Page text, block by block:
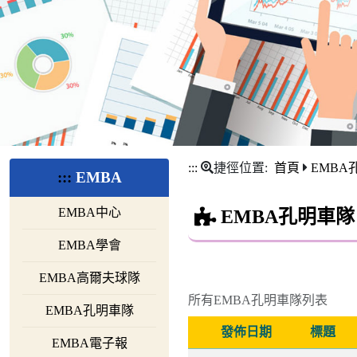
::: EMBA
EMBA中心
EMBA學會
EMBA高爾夫球隊
EMBA孔明車隊
EMBA電子報
::: 捷徑位置: 首頁 EMBA
EMBA孔明車隊
所有EMBA孔明車隊列表
發佈日期 標題